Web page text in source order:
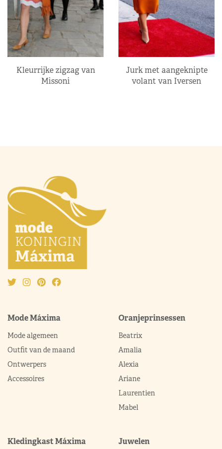
Kleurrijke zigzag van
Missoni
Jurk met aangeknipte
volant van Iversen
Mode Máxima
Mode algemeen
Outfit van de maand
Ontwerpers
Accessoires
Oranjeprinsessen
Beatrix
Amalia
Alexia
Ariane
Laurentien
Mabel
Kledingkast Máxima Juwelen